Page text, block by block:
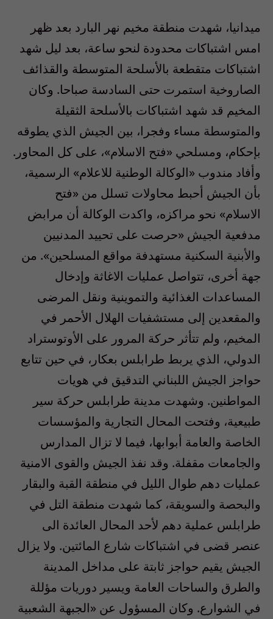
ميدانيا، شهدت منطقة مخيم نهر البارد بعد ظهر
امس اشتباكات محدودة لنحو ساعة، بعد ليل شهد
اشتباكات متقطعة بالأسلحة المتوسطة والقذائف
الصاروخية استمرت حتى السادسة صباحا. وكان
المخيم قد شهد اشتباكات بالأسلحة الثقيلة
والمتوسطة مساء وفجرا، بين الجيش الذي يطوقه
بإحكام، ومسلحي «فتح الاسلام»، على كل المحاور.
وأفاد مندوب «الوكالة الوطنية للاعلام» الرسمية،
بأن الجيش أحبط محاولات تسلل من «فتح
الاسلام» نحو مراكزه، واكدت الوكالة أن مرابض
مدفعية الجيش «حرصت على تحييد المدنيين
والأبنية السكنية مستهدفة مواقع المسلحين». من
جهة أخرى، تتواصل عمليات الاغاثة وإدخال
المساعدات الغذائية والتموينية ونقل المرضى
والمقعدين إلى مستشفيات الهلال الأحمر في
المخيم، ولم تتأثر حركة المرور على الأوتوستراد
الدولي، الذي يربط طرابلس بعكار، في حين تتابع
حواجز الجيش اللبناني التدقيق في هويات
المواطنين. وشهدت مدينة طرابلس حركة سير
طبيعية، وفتحت المحال التجارية والمؤسسات
الخاصة والعامة أبوابها، فيما لا تزال المدارس
والجامعات مقفلة. وقد نفذ الجيش والقوى الامنية
عمليات دهم طوال الليل في منطقة القبة والبقار
والبحصة والسويقة، كما شهدت منطقة التل في
طرابلس عملية دهم لأحد المحال العائدة الى
عنصر قضى في اشتباكات شارع المائتين. ولا يزال
الجيش يقيم حواجز ثابتة على مداخل المدينة
والطرق والساحات العامة ويسير دوريات مؤللة
في الشوارع. وكان المسؤول عن «الجبهة الشعبية